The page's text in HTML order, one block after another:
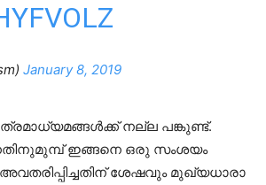
January 8, 2019
നല്ല പങ്കുണ്ട്.
ഇങ്ങനെ ഒരു സംശയം
അവതരിപ്പിച്ചതിന് ശേഷവും മുഖ്യധാരാ